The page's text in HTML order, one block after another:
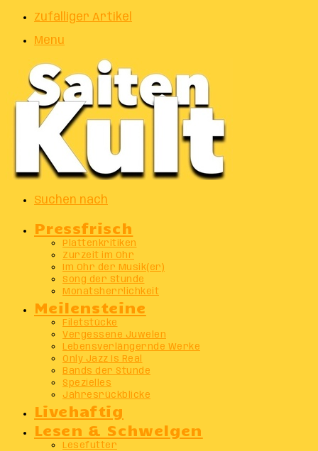
Zufälliger Artikel
Menu
Suchen nach
Pressfrisch
Plattenkritiken
Zurzeit im Ohr
Im Ohr der Musik(er)
Song der Stunde
Monatsherrlichkeit
Meilensteine
Filetstücke
Vergessene Juwelen
Lebensverlängernde Werke
Only Jazz Is Real
Bands der Stunde
Spezielles
Jahresrückblicke
Livehaftig
Lesen & Schwelgen
Lesefutter